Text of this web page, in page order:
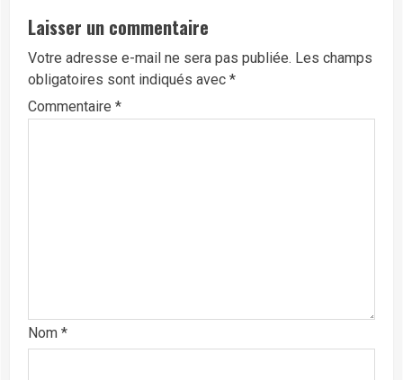
Laisser un commentaire
Votre adresse e-mail ne sera pas publiée. Les champs
obligatoires sont indiqués avec *
Commentaire *
Nom *